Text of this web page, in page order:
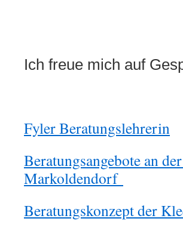
Ich freue mich auf
Fyler Beratungslehrerin
Beratungsangebote an
Markoldendorf
Beratungskonzept der